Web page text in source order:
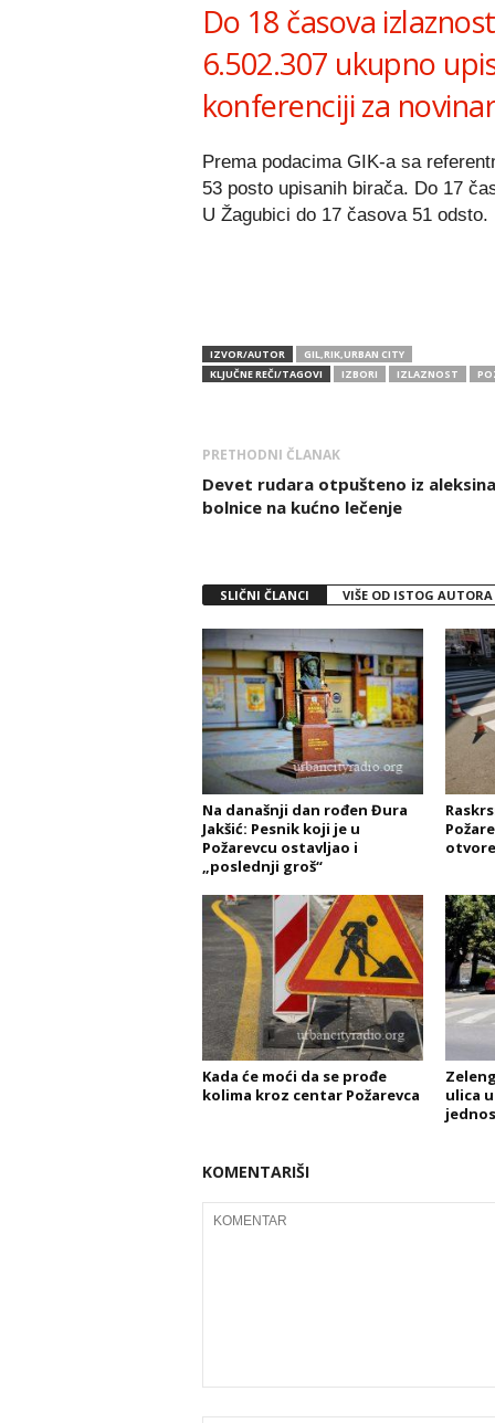
Do 18 časova
6.502.307 ukupno
konferenciji za
Prema podacima GIK-a sa
53 posto upisanih birača. Do 17
U Žagubici do 17 časova 51 odsto.
IZVOR/AUTOR
GIL,RIK,URBAN CITY
KLJUČNE REČI/TAGOVI
IZBORI IZLAZNOST
PRETHODNI ČLANAK
Devet rudara otpušteno iz
bolnice na kućno lečenje
SLIČNI ČLANCI VIŠE OD ISTOG AUTORA
Na današnji dan rođen Đura
Jakšić: Pesnik koji je u
Požarevcu ostavljao i
„poslednji groš“
Kada će moći da se prođe
kolima kroz centar Požarevca
ulica
KOMENTARIŠI